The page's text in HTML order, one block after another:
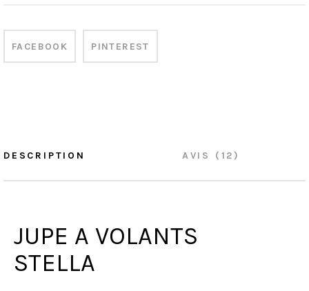
FACEBOOK PINTEREST
DESCRIPTION AVIS (12)
JUPE A VOLANTS
STELLA